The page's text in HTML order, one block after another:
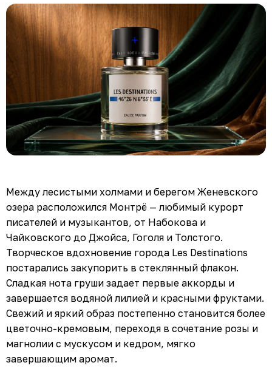
Между лесистыми холмами и берегом Женевского
озера расположился Монтрё — любимый курорт
писателей и музыкантов, от Набокова и
Чайковского до Джойса, Гоголя и Толстого.
Творческое вдохновение города Les Destinations
постарались закупорить в стеклянный флакон.
Сладкая нота груши задает первые аккорды и
завершается водяной лилией и красными фруктами.
Свежий и яркий образ постепенно становится более
цветочно-кремовым, переходя в сочетание розы и
магнолии с мускусом и кедром, мягко
завершающим аромат.